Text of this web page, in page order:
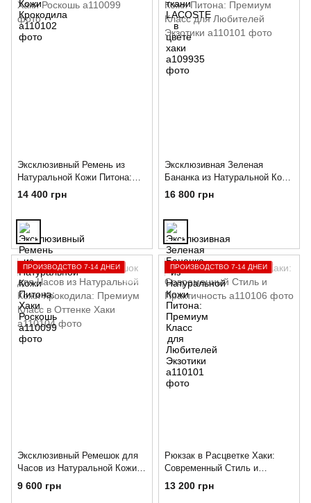
Эксклюзивный Ремень из
Натуральной Кожи Питона:
Хаки Роскошь
14 400 грн
Эксклюзивная Зеленая
Бананка из Натуральной Кожи
Питона: Премиум Класс для
Любителей Экзотики
16 800 грн
ПРОИЗВОДСТВО 7-14 ДНЕЙ
Эксклюзивный Ремешок для
Часов из Натуральной Кожи
Крокодила: Премиум Класс в
Оттенке Хаки
9 600 грн
ПРОИЗВОДСТВО 7-14 ДНЕЙ
Рюкзак в Расцветке Хаки:
Современный Стиль и
Практичность
13 200 грн